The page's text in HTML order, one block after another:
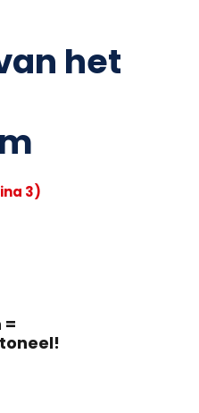
het
3)
=